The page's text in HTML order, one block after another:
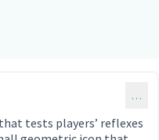
…
tests players’ reflexes